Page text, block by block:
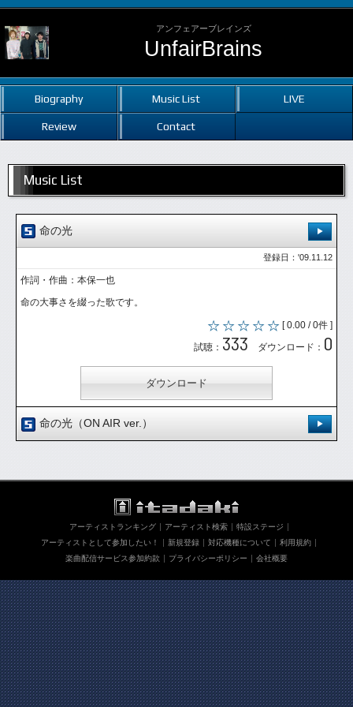
アンフェアーブレインズ
UnfairBrains
Biography Music List LIVE
Review Contact
Music List
命の光
登録日：'09.11.12
作詞・作曲：本保一也
命の大事さを綴った歌です。
[ 0.00 / 0件 ]
試聴： 333 ダウンロード： 0
ダウンロード
命の光（ON AIR ver.）
ダウンロード
アーティストランキング アーティスト検索
特設ステージ
アーティストとして参加したい！
新規登録 対応機種について
利用規約
楽曲配信サービス参加約款
プライバシーポリシー 会社概要